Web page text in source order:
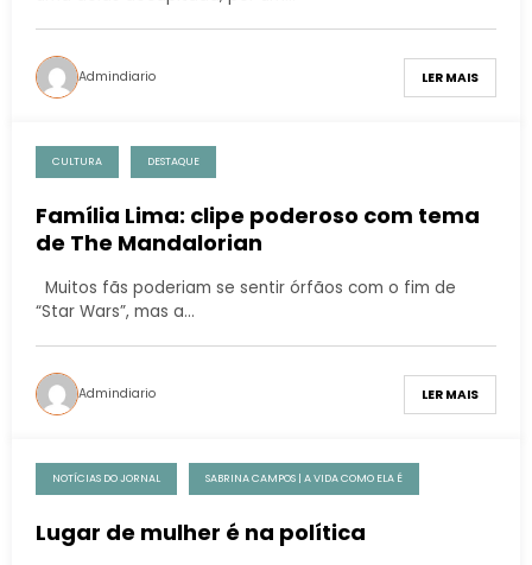
Admindiario LER MAIS
CULTURA DESTAQUE
Família Lima: clipe poderoso com tema
de The Mandalorian
Muitos fãs poderiam se sentir órfãos com o fim de
“Star Wars”, mas a…
Admindiario LER MAIS
NOTÍCIAS DO JORNAL SABRINA CAMPOS | A VIDA COMO ELA É
Lugar de mulher é na política